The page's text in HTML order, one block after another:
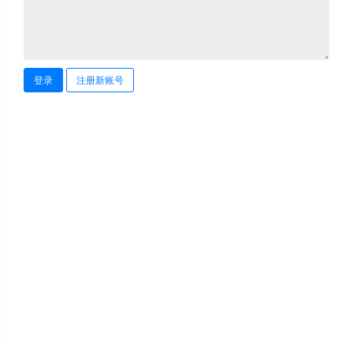
登录 注册新账号